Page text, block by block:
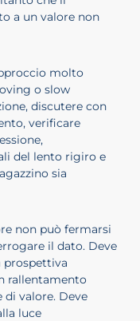
a un valore non
molto
o slow
discutere con
verificare
del lento rigiro e
sia
non può fermarsi
il dato. Deve
prospettiva
rallentamento
valore. Deve
luce